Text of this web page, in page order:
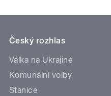
Český rozhlas
Válka na Ukrajině
Komunální volby
Stanice